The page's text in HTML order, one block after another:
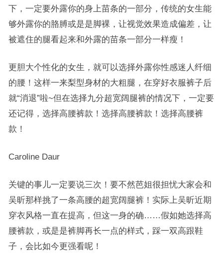
下，一定要外露你的身上苗条的一部分，传统的女生能
够外露你的胳膊或是是脚裸，让视觉效果造成偏差，让
被遮住的腿看起来和外露的苗条一部分一样瘦！
更胆大个性化的女生，就可以选择外露你性感迷人纤细
的腰！这样一来梨型身材的大粗腿，在穿好衣服裤子后
就“消退”啦~但在选择九分超宽阔腿裤的情况下，一定要
还记得，选择高腰裤款！选择高腰裤款！选择高腰裤
款！
Caroline Daur
关键的事儿一定要说三次！要不然芭姐很担忧大家会和
吴昕那样挑了一条高腰的超宽阔腿裤！实际上吴昕近期
穿衣风格一直在提高，但这一身的确……假如她选择高
腰裤款，或是是裤脚再长一点的样式，踩一双高跟鞋
子，会比如今更强看呢！